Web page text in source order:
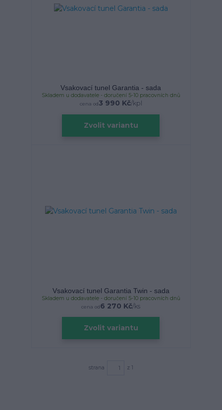
Vsakovací tunel Garantia - sada
cena od 3 990 Kč/kpl
Skladem u dodavatele - doručení 5-10 pracovních dnů
Zvolit variantu
Vsakovací tunel Garantia Twin - sada
cena od6 270 Kč/ks
Skladem u dodavatele - doručení 5-10 pracovních dnů
Zvolit variantu
strana z 1